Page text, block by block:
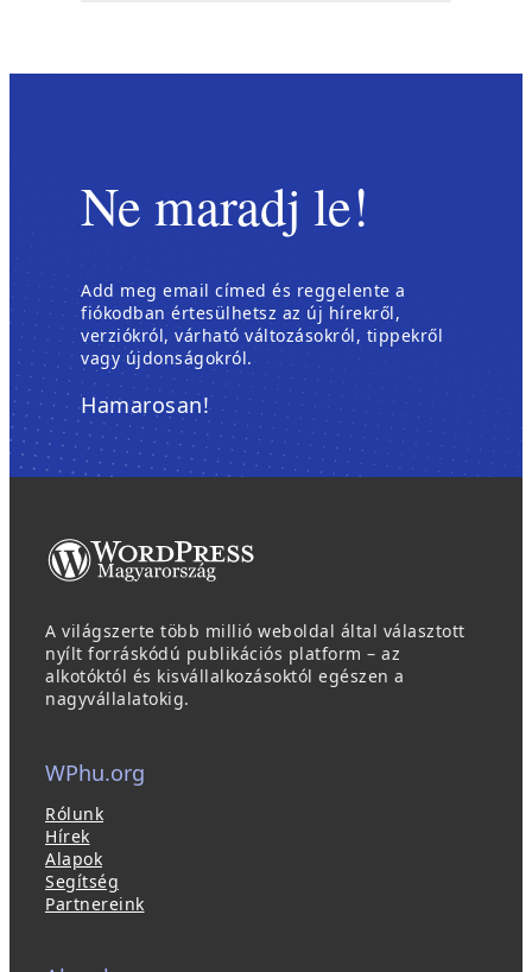
Ne maradj le!
Add meg email címed és reggelente a
fiókodban értesülhetsz az új hírekről,
verziókról, várható változásokról, tippekről
vagy újdonságokról.
Hamarosan!
A világszerte több millió weboldal által választott
nyílt forráskódú publikációs platform – az
alkotóktól és kisvállalkozásoktól egészen a
nagyvállalatokig.
WPhu.org
Rólunk
Hírek
Alapok
Segítség
Partnereink